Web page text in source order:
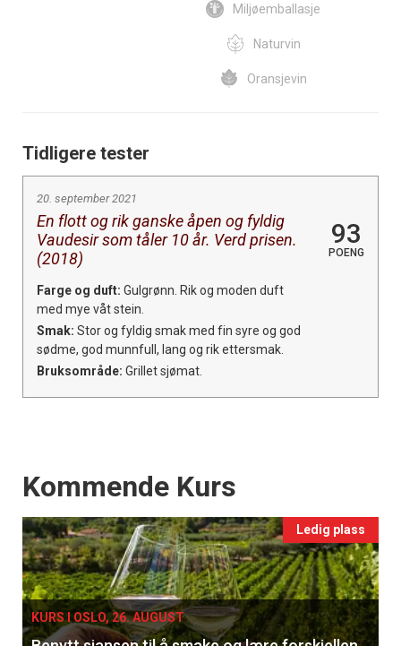
Miljøemballasje
Naturvin
Oransjevin
Tidligere tester
20. september 2021
En flott og rik ganske åpen og fyldig
Vaudesir som tåler 10 år. Verd prisen.
(2018)
93
POENG
Farge og duft: Gulgrønn. Rik og moden duft
med mye våt stein.
Smak: Stor og fyldig smak med fin syre og god
sødme, god munnfull, lang og rik ettersmak.
Bruksområde: Grillet sjømat.
Events
Kommende Kurs
Ledig plass
KURS I OSLO, 26. AUGUST